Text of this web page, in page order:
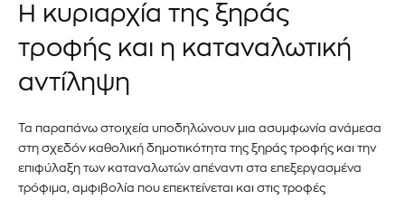
Εγγραφείτε στο Newsletter του
PetshopMarket.gr και
ενημερωθείτε πρώτοι για τα νέα
προϊόντα και τις εξελίξεις της
αγοράς.
Η κυριαρχία της ξηράς
τροφής και η καταναλωτική
αντίληψη
Τα παραπάνω στοιχεία υποδηλώνουν μια ασυμφωνία ανάμεσα
στη σχεδόν καθολική δημοτικότητα της ξηράς τροφής και την
επιφύλαξη των καταναλωτών απέναντι στα επεξεργασμένα
τρόφιμα, αμφιβολία που επεκτείνεται και στις τροφές